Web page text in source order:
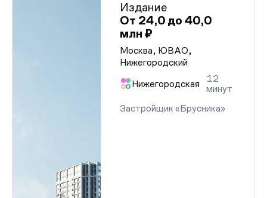
Издание
От 24,0 до 40,0
млн ₽
Москва, ЮВАО,
Нижегородский
Нижегородская
12
минут
Застройщик «Брусника»